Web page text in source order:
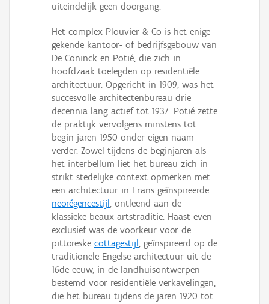
uiteindelijk geen doorgang.
Het complex Plouvier & Co is het enige
gekende kantoor- of bedrijfsgebouw van
De Coninck en Potié, die zich in
hoofdzaak toelegden op residentiële
architectuur. Opgericht in 1909, was het
succesvolle architectenbureau drie
decennia lang actief tot 1937. Potié zette
de praktijk vervolgens minstens tot
begin jaren 1950 onder eigen naam
verder. Zowel tijdens de beginjaren als
het interbellum liet het bureau zich in
strikt stedelijke context opmerken met
een architectuur in Frans geïnspireerde
neorégencestijl , ontleend aan de
klassieke beaux-artstraditie. Haast even
exclusief was de voorkeur voor de
pittoreske cottagestijl , geïnspireerd op de
traditionele Engelse architectuur uit de
16de eeuw, in de landhuisontwerpen
bestemd voor residentiële verkavelingen,
die het bureau tijdens de jaren 1920 tot